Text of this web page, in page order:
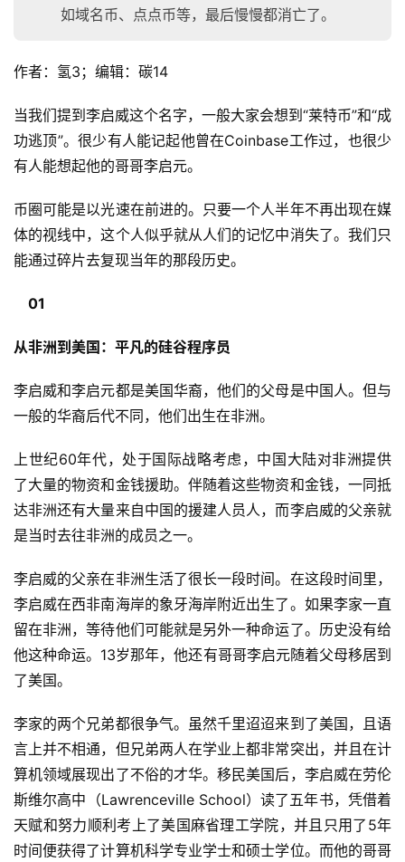
如域名币、点点币等，最后慢慢都消亡了。
作者：氢3；编辑：碳14
当我们提到李启威这个名字，一般大家会想到“莱特币”和“成
功逃顶”。很少有人能记起他曾在Coinbase工作过，也很少
有人能想起他的哥哥李启元。
币圈可能是以光速在前进的。只要一个人半年不再出现在媒
体的视线中，这个人似乎就从人们的记忆中消失了。我们只
能通过碎片去复现当年的那段历史。
01
从非洲到美国：平凡的硅谷程序员
李启威和李启元都是美国华裔，他们的父母是中国人。但与
一般的华裔后代不同，他们出生在非洲。
上世纪60年代，处于国际战略考虑，中国大陆对非洲提供
了大量的物资和金钱援助。伴随着这些物资和金钱，一同抵
达非洲还有大量来自中国的援建人员人，而李启威的父亲就
是当时去往非洲的成员之一。
李启威的父亲在非洲生活了很长一段时间。在这段时间里，
李启威在西非南海岸的象牙海岸附近出生了。如果李家一直
留在非洲，等待他们可能就是另外一种命运了。历史没有给
他这种命运。13岁那年，他还有哥哥李启元随着父母移居到
了美国。
李家的两个兄弟都很争气。虽然千里迢迢来到了美国，且语
言上并不相通，但兄弟两人在学业上都非常突出，并且在计
算机领域展现出了不俗的才华。移民美国后，李启威在劳伦
斯维尔高中（Lawrenceville School）读了五年书，凭借着
天赋和努力顺利考上了美国麻省理工学院，并且只用了5年
时间便获得了计算机科学专业学士和硕士学位。而他的哥哥